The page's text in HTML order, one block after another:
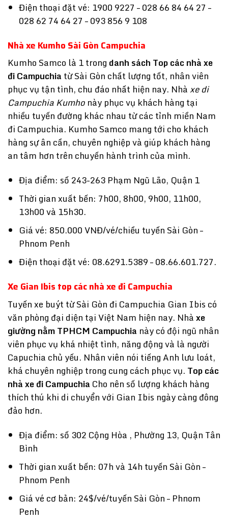
Điện thoại đặt vé: 1900 9227 – 028 66 84 64 27 –
028 62 74 64 27 – 093 856 9 108
Nhà xe Kumho Sài Gòn Campuchia
Kumho Samco là 1 trong danh sách Top các nhà xe
đi Campuchia từ Sài Gòn chất lượng tốt, nhân viên
phục vụ tận tình, chu đáo nhất hiện nay. Nhàxe di
CampuchiaKumho này phục vụ khách hàng tại
nhiều tuyến đường khác nhau từ các tỉnh miền Nam
đi Campuchia. Kumho Samco mang tới cho khách
hàng sự ân cần, chuyên nghiệp và giúp khách hàng
an tâm hơn trên chuyến hành trình của mình.
Địa điểm: số 243-263 Phạm Ngũ Lão, Quận 1
Thời gian xuất bến: 7h00, 8h00, 9h00, 11h00,
13h00 và 15h30.
Giá vé: 850.000 VNĐ/vé/chiều tuyến Sài Gòn –
Phnom Penh
Điện thoại đặt vé: 08.6291.5389 – 08.66.601.727.
Xe Gian Ibis top các nhà xe đi Campuchia
Tuyến xe buýt từ Sài Gòn đi Campuchia Gian Ibis có
văn phòng đại diện tại Việt Nam hiện nay. Nhàxe
giường nằm TPHCM Campuchia này có đội ngũ nhân
viên phục vụ khá nhiệt tình, năng động và là người
Capuchia chủ yếu. Nhân viên nói tiếng Anh lưu loát,
khá chuyên nghiệp trong cung cách phục vụ. Top các
nhà xe đi Campuchia Cho nên số lượng khách hàng
thích thú khi di chuyển với Gian Ibis ngày càng đông
đảo hơn.
Địa điểm: số 302 Cộng Hòa , Phường 13, Quận Tân
Bình
Thời gian xuất bến: 07h và 14h tuyến Sài Gòn –
Phnom Penh
Giá vé cơ bản: 24$/vé/tuyến Sài Gòn – Phnom
Penh